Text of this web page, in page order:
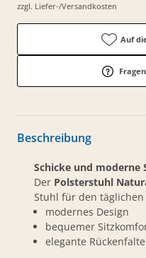
zzgl. Liefer-/Versandkosten
Auf
Beschreibung
Schicke und moderne
Der Polsterstuhl
Stuhl für den täglichen
modernes Design
bequemer
elegante Rückenfalte